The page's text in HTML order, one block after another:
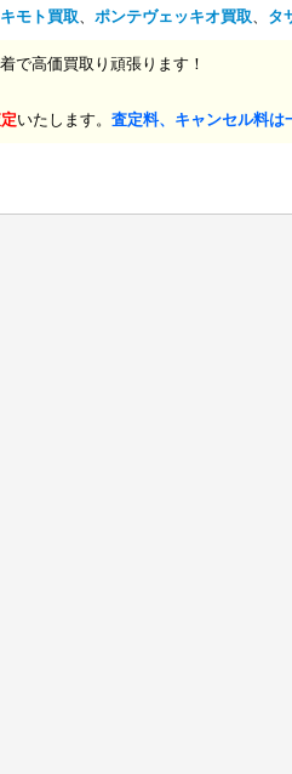
キモト買取、 ポンテヴェッキオ買取、 タ
で高価買取り頑張ります！
いたします。 査定料、キャンセル料は